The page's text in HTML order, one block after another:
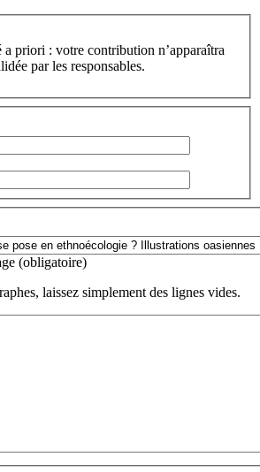
a priori : votre contribution n’apparaîtra
par les responsables.
(obligatoire)
laissez simplement des lignes vides.